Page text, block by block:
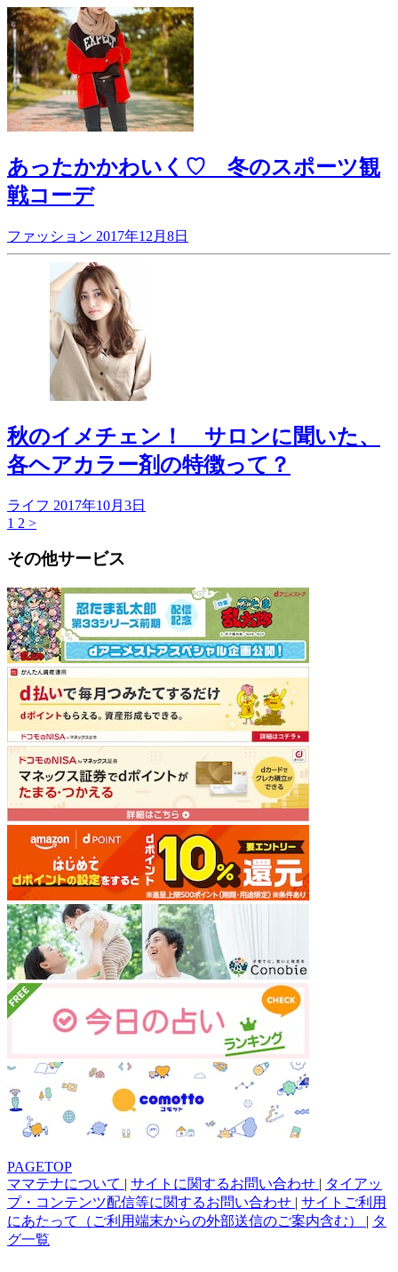
あったかかわいく♡ 冬のスポーツ観
戦コーデ
ファッション 2017年12月8日
秋のイメチェン！ サロンに聞いた、
各ヘアカラー剤の特徴って？
ライフ 2017年10月3日
1 2 >
その他サービス
PAGETOP
ママテナについて | サイトに関するお問い合わせ | タイアッ
プ・コンテンツ配信等に関するお問い合わせ | サイトご利用
にあたって（ご利用端末からの外部送信のご案内含む） | タ
グ一覧